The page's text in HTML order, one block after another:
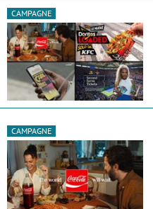
CAMPAGNE
CAMPAGNE